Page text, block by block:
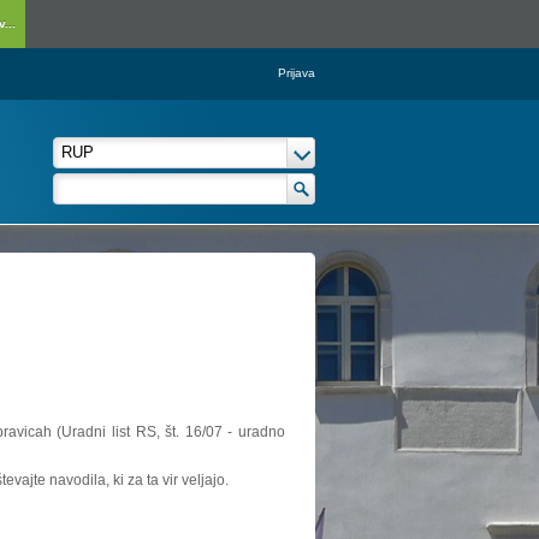
Prijava
(Uradni list RS, št. 16/07 - uradno
navodila, ki za ta vir veljajo.